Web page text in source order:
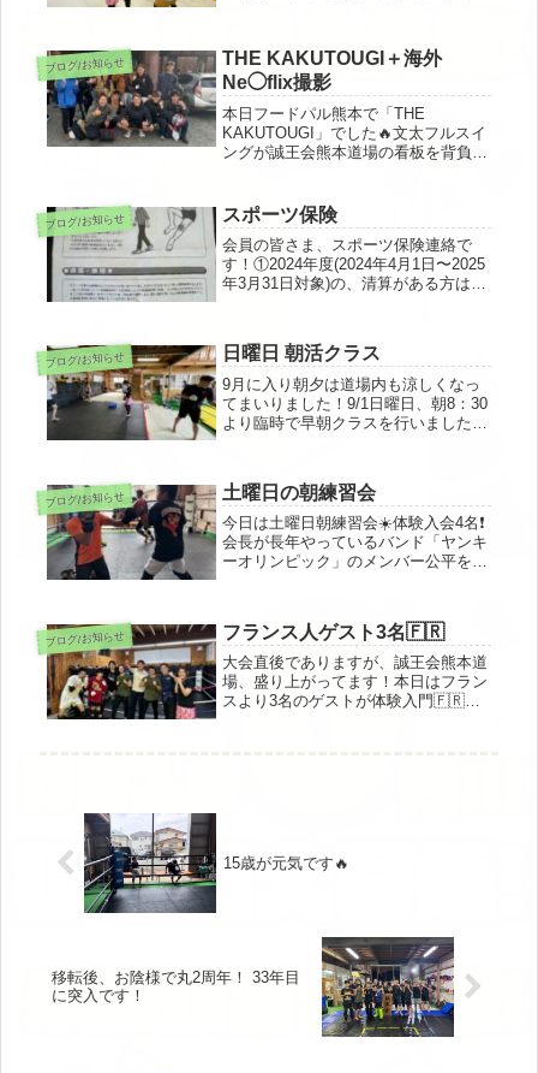
す！火曜・木曜日20：30～22：00、
体験入門受け付けています！気軽...
ブログ/お知らせ
THE KAKUTOUGI＋海外
Ne◯flix撮影
本日フードパル熊本で「THE
KAKUTOUGI」でした🔥文太フルスイ
ングが誠王会熊本道場の看板を背負っ
したが、気持ちの入った試合でした。
今からです。OB鉄馬(キンコンカン...
ブログ/お知らせ スポーツ保険
会員の皆さま、スポーツ保険連絡で
す！①2024年度(2024年4月1日〜2025
年3月31日対象)の、清算がある方は早
「集金」を開始します。スムーズな手
続き...
ブログ/お知らせ 日曜日 朝活クラス
9月に入り朝夕は道場内も涼しくなっ
てまいりました！9/1日曜日、朝8：30
より臨時で早朝クラスを行いました。
スを設けております(^^♪「ビギナーな
ので練習の仕方がわからない...
ブログ/お知らせ 土曜日の朝練習会
今日は土曜日朝練習会☀️体験入会4名❗️
会長が長年やっているバンド「ヤンキ
ーオリンピック」のメンバー公平をT
LEGION⭐︎JAPANあさぎり町大会❗️震災
の年以来人吉に行きます❗️明...
ブログ/お知らせ フランス人ゲスト3名🇫🇷
大会直後でありますが、誠王会熊本道
場、盛り上がってます！本日はフラン
スより3名のゲストが体験入門🇫🇷キ
15歳が元気です🔥
移転後、お陰様で丸2周年！ 33年目
に突入です！